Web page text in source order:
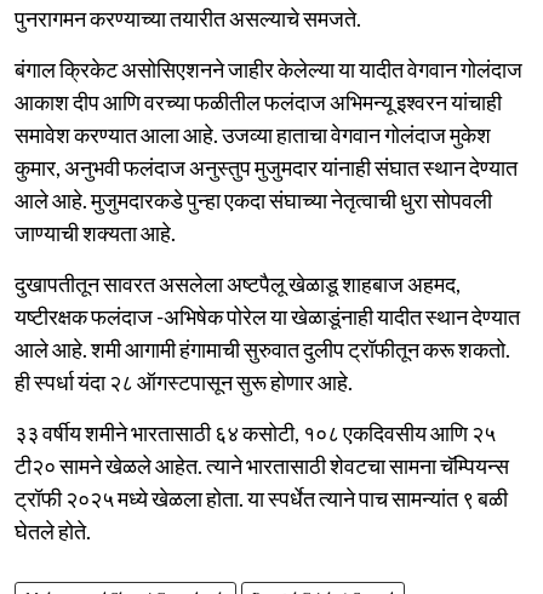
पुनरागमन करण्याच्या तयारीत असल्याचे समजते.
बंगाल क्रिकेट असोसिएशनने जाहीर केलेल्या या यादीत वेगवान गोलंदाज
आकाश दीप आणि वरच्या फळीतील फलंदाज अभिमन्यू इश्वरन यांचाही
समावेश करण्यात आला आहे. उजव्या हाताचा वेगवान गोलंदाज मुकेश
कुमार, अनुभवी फलंदाज अनुस्तुप मुजुमदार यांनाही संघात स्थान देण्यात
आले आहे. मुजुमदारकडे पुन्हा एकदा संघाच्या नेतृत्वाची धुरा सोपवली
जाण्याची शक्यता आहे.
दुखापतीतून सावरत असलेला अष्टपैलू खेळाडू शाहबाज अहमद,
यष्टीरक्षक फलंदाज -अभिषेक पोरेल या खेळाडूंनाही यादीत स्थान देण्यात
आले आहे. शमी आगामी हंगामाची सुरुवात दुलीप ट्रॉफीतून करू शकतो.
ही स्पर्धा यंदा २८ ऑगस्टपासून सुरू होणार आहे.
३३ वर्षीय शमीने भारतासाठी ६४ कसोटी, १०८ एकदिवसीय आणि २५
टी२० सामने खेळले आहेत. त्याने भारतासाठी शेवटचा सामना चॅम्पियन्स
ट्रॉफी २०२५ मध्ये खेळला होता. या स्पर्धेत त्याने पाच सामन्यांत ९ बळी
घेतले होते.